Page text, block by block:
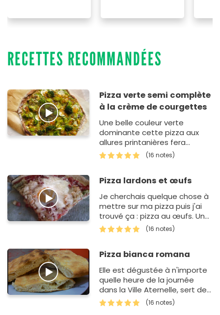
RECETTES RECOMMANDÉES
Pizza verte semi complète
à la crème de courgettes
Une belle couleur verte
dominante cette pizza aux
allures printanières fera
toujours effet dans l'assiette
et laissera dévoiler de
bouche.
(16 notes)
Pizza lardons et œufs
Je cherchais quelque chose à
mettre sur ma pizza puis j'ai
trouvé ça : pizza au œufs. Un
vrai délice cette pizza :)
(16 notes)
Pizza bianca romana
Elle est dégustée à n'importe
quelle heure de la journée
dans la Ville Aternelle, sert de
"brunch", en-cas, ou pour moi
est un repas idéal pour un soir
(16 notes)